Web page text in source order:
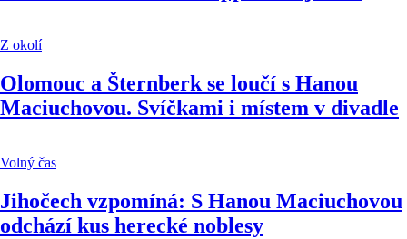
Z okolí
Olomouc a Šternberk se loučí s Hanou
Maciuchovou. Svíčkami i místem v divadle
Volný čas
Jihočech vzpomíná: S Hanou Maciuchovou
odchází kus herecké noblesy